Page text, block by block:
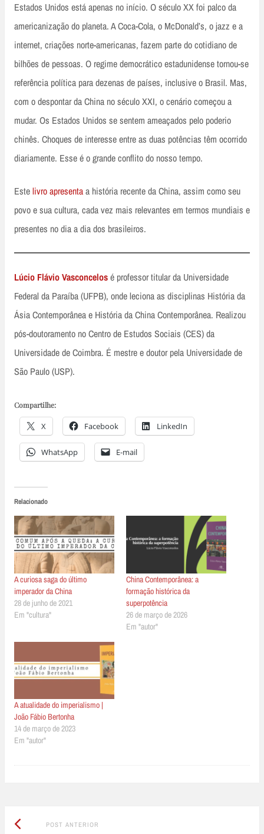
Estados Unidos está apenas no início. O século XX foi palco da
americanização do planeta. A Coca-Cola, o McDonald’s, o jazz e a
internet, criações norte-americanas, fazem parte do cotidiano de
bilhões de pessoas. O regime democrático estadunidense tornou-se
referência política para dezenas de países, inclusive o Brasil. Mas,
com o despontar da China no século XXI, o cenário começou a
mudar. Os Estados Unidos se sentem ameaçados pelo poderio
chinês. Choques de interesse entre as duas potências têm ocorrido
diariamente. Esse é o grande conflito do nosso tempo.
Estelivro apresentaa história recente da China, assim como seu
povo e sua cultura, cada vez mais relevantes em termos mundiais e
presentes no dia a dia dos brasileiros.
Lúcio Flávio Vasconcelosé professor titular da Universidade
Federal da Paraíba (UFPB), onde leciona as disciplinas História da
Ásia Contemporânea e História da China Contemporânea. Realizou
pós-doutoramento no Centro de Estudos Sociais (CES) da
Universidade de Coimbra. É mestre e doutor pela Universidade de
São Paulo (USP).
Compartilhe:
X Facebook LinkedIn
WhatsApp E-mail
Relacionado
A curiosa saga do último
imperador da China
28 de junho de 2021
Em "cultura"
China Contemporânea: a
formação histórica da
superpotência
26 de março de 2026
Em "autor"
A atualidade do imperialismo |
João Fábio Bertonha
14 de março de 2023
Em "autor"
Post
POST ANTERIOR